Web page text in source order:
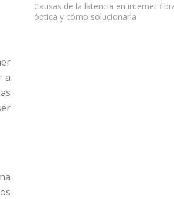
a
Causas de la latencia en internet
óptica y cómo solucionarla